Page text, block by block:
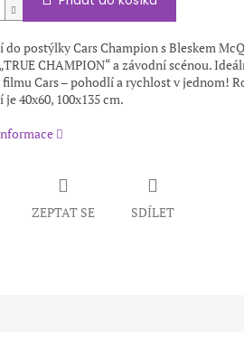
do postýlky Cars Champion s Bleskem
CHAMPION“ a závodní scénou.
Cars – pohodlí a rychlost v jednom!
40x60, 100x135 cm.
ZEPTAT SE SDÍLET